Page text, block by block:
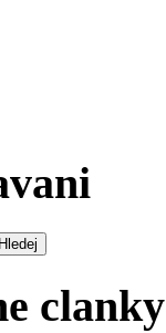
clanky